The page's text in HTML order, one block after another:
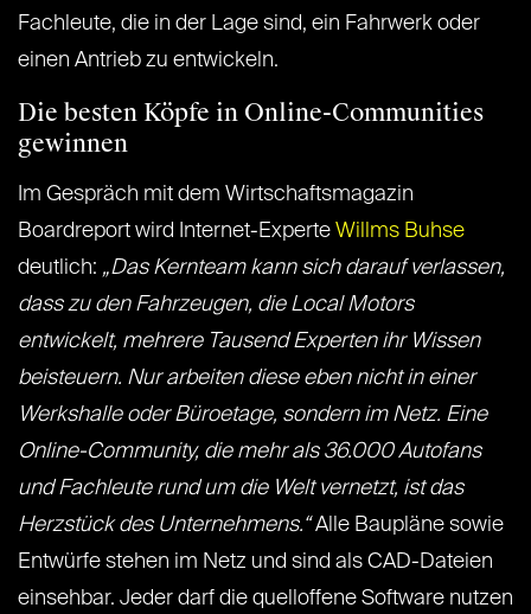
Fachleute, die in der Lage sind, ein Fahrwerk oder
einen Antrieb zu entwickeln.
Die besten Köpfe in Online-Communities
gewinnen
Im Gespräch mit dem Wirtschaftsmagazin
Boardreport wird Internet-Experte Willms Buhse
deutlich: „Das Kernteam kann sich darauf verlassen,
dass zu den Fahrzeugen, die Local Motors
entwickelt, mehrere Tausend Experten ihr Wissen
beisteuern. Nur arbeiten diese eben nicht in einer
Werkshalle oder Büroetage, sondern im Netz. Eine
Online-Community, die mehr als 36.000 Autofans
und Fachleute rund um die Welt vernetzt, ist das
Herzstück des Unternehmens.“Alle Baupläne sowie
Entwürfe stehen im Netz und sind als CAD-Dateien
einsehbar. Jeder darf die quelloffene Software nutzen